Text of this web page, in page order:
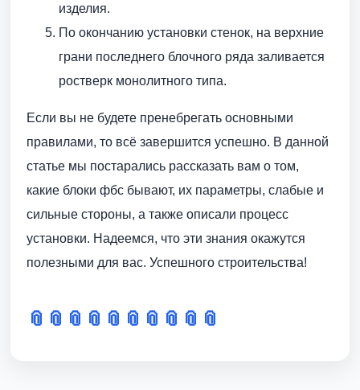
изделия.
По окончанию установки стенок, на верхние
грани последнего блочного ряда заливается
ростверк монолитного типа.
Если вы не будете пренебрегать основными
правилами, то всё завершится успешно. В данной
статье мы постарались рассказать вам о том,
какие блоки фбс бывают, их параметры, слабые и
сильные стороны, а также описали процесс
установки. Надеемся, что эти знания окажутся
полезными для вас. Успешного строительства!
📎 📎 📎 📎 📎 📎 📎 📎 📎 📎